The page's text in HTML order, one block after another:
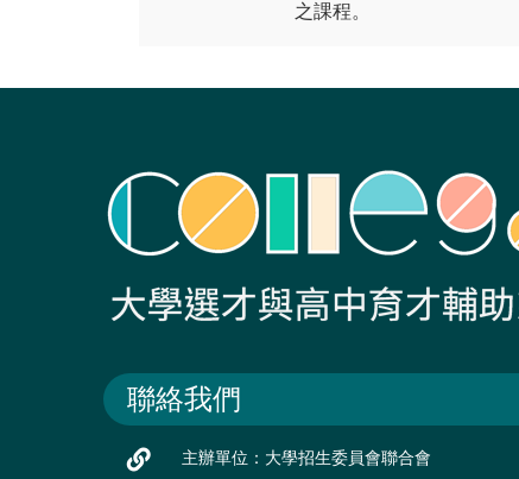
之課程。
聯絡我們
主辦單位：大學招生委員會聯合會